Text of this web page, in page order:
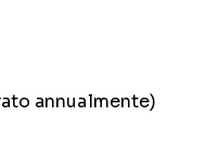
annualmente)